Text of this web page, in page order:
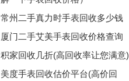
常州二手真力时手表回收多少钱
厦门二手艾美手表回收价格查询
积家回收几折(高回收率让您满意)
美度手表回收估价平台(高价回